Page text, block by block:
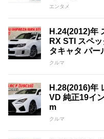
エンタメ
H.24(2012)年
RX STI スペ
タキャタ パー
クルマ
H.28(2016)年
VD 純正19イ
m
クルマ